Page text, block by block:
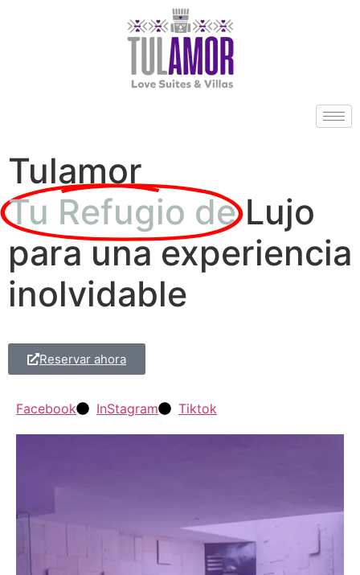
Tulamor
Tu Refugio de Lujo
para una experiencia
inolvidable
Reservar ahora
Facebook InStagram Tiktok